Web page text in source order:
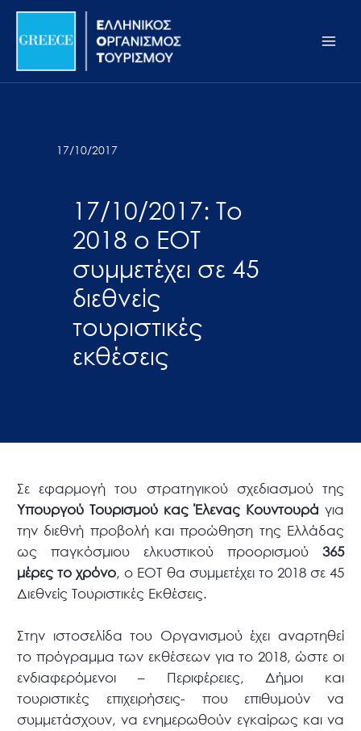
Σημείωση:
ιστότοπος
προσβασιμότητας.
Μετάβαση
περιεχόμενο
17/10/2017
17/10/2017: Το
2018 ο ΕΟΤ
συμμετέχει σε 45
διεθνείς
τουριστικές
εκθέσεις
Σε εφαρμογή του στρατηγικού σχεδιασμού της
Υπουργού Τουρισμού κας Έλενας Κουντουρά για
την διεθνή προβολή και προώθηση της Ελλάδας
ως παγκόσμιου ελκυστικού προορισμού 365
μέρες το χρόνο, ο ΕΟΤ θα συμμετέχει το 2018 σε 45
Διεθνείς Τουριστικές Εκθέσεις.
Στην ιστοσελίδα του Οργανισμού έχει αναρτηθεί
το πρόγραμμα των εκθέσεων για το 2018, ώστε οι
ενδιαφερόμενοι – Περιφέρειες, Δήμοι και
τουριστικές επιχειρήσεις- που επιθυμούν να
συμμετάσχουν, να ενημερωθούν εγκαίρως και να